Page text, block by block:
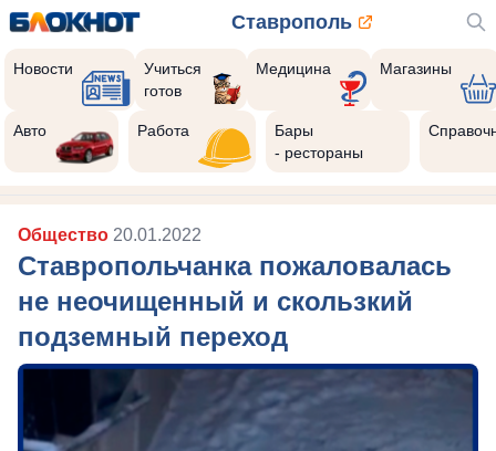
Ставрополь
Новости
Учиться
готов
Медицина Магазины
Авто Работа
Бары
- рестораны
Общество 20.01.2022
Ставропольчанка пожаловалась
не неочищенный и скользкий
подземный переход